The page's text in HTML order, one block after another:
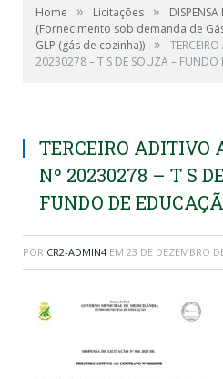
Home » Licitações »
(Fornecimento sob demanda de
GLP (gás de cozinha)) »
20230278 – T S DE SOUZA – FUNDO
TERCEIRO ADITIVO
Nº 20230278 – T S
FUNDO DE
POR CR2-ADMIN4 EM 23 DE DEZEMBRO